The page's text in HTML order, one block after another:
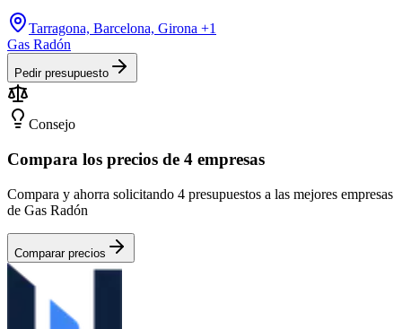
Tarragona, Barcelona, Girona +1
Gas Radón
Pedir presupuesto
Consejo
Compara los precios de 4 empresas
Compara y ahorra solicitando 4 presupuestos a las mejores empresas
de Gas Radón
Comparar precios